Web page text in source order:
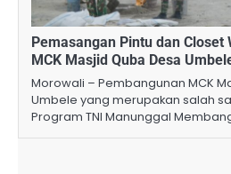
Pemasangan Pintu dan Closet
MCK Masjid Quba Desa
Morowali – Pembangunan MCK
Umbele yang merupakan salah
Program TNI Manunggal